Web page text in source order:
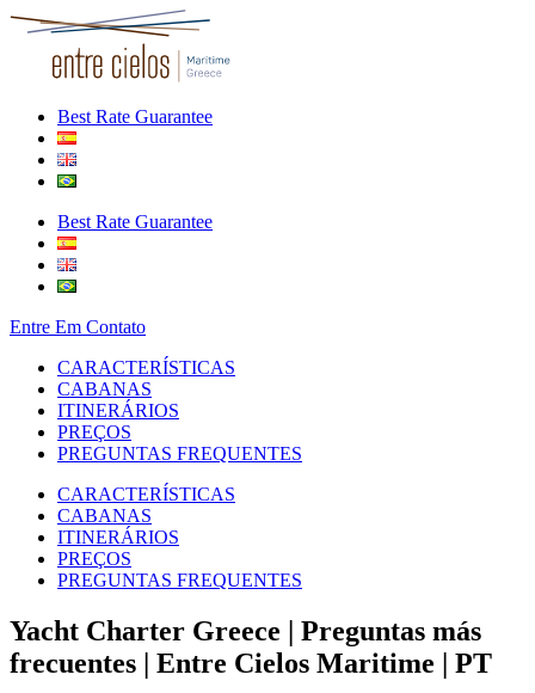
Best Rate Guarantee
Best Rate Guarantee
Entre Em Contato
CARACTERÍSTICAS
CABANAS
ITINERÁRIOS
PREÇOS
PREGUNTAS FREQUENTES
CARACTERÍSTICAS
CABANAS
ITINERÁRIOS
PREÇOS
PREGUNTAS FREQUENTES
Yacht Charter Greece | Preguntas más
frecuentes | Entre Cielos Maritime | PT